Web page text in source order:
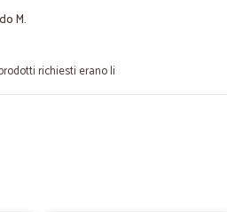
M.
richiesti erano li